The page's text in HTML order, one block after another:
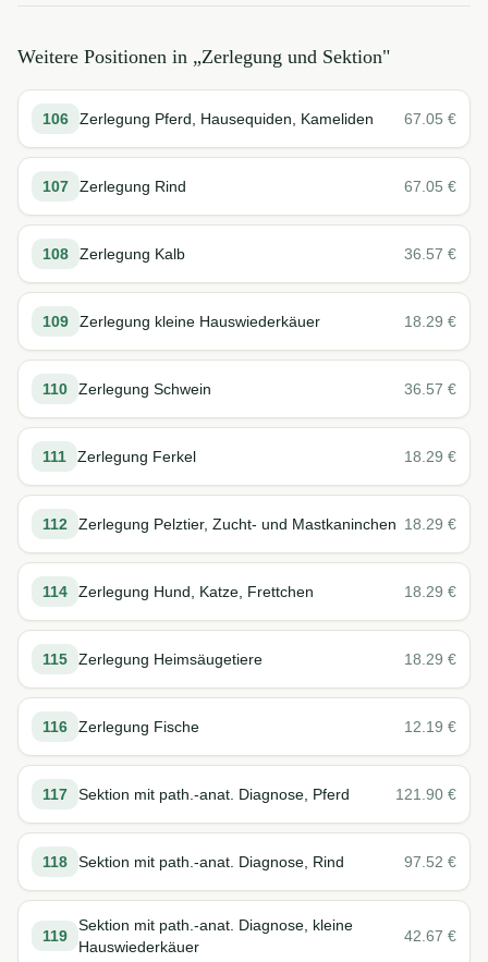
Weitere Positionen in „Zerlegung und Sektion"
106 Zerlegung Pferd, Hausequiden, Kameliden 67.05 €
107 Zerlegung Rind 67.05 €
108 Zerlegung Kalb 36.57 €
109 Zerlegung kleine Hauswiederkäuer 18.29 €
110 Zerlegung Schwein 36.57 €
111 Zerlegung Ferkel 18.29 €
112 Zerlegung Pelztier, Zucht- und Mastkaninchen 18.29 €
114 Zerlegung Hund, Katze, Frettchen 18.29 €
115 Zerlegung Heimsäugetiere 18.29 €
116 Zerlegung Fische 12.19 €
117 Sektion mit path.-anat. Diagnose, Pferd 121.90 €
118 Sektion mit path.-anat. Diagnose, Rind 97.52 €
119
Sektion mit path.-anat. Diagnose, kleine
Hauswiederkäuer
42.67 €